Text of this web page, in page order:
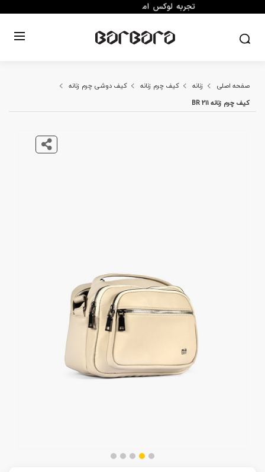
صفحه اصلی زنانه کیف چرم زنانه
کیف دوشی چرم زنانه
کیف چرم زنانه BR 211